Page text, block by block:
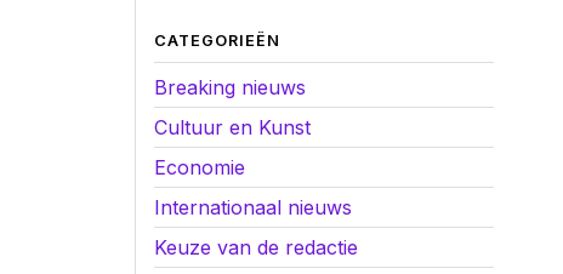
CATEGORIEËN
Breaking nieuws
Cultuur en Kunst
Economie
Internationaal nieuws
Keuze van de redactie